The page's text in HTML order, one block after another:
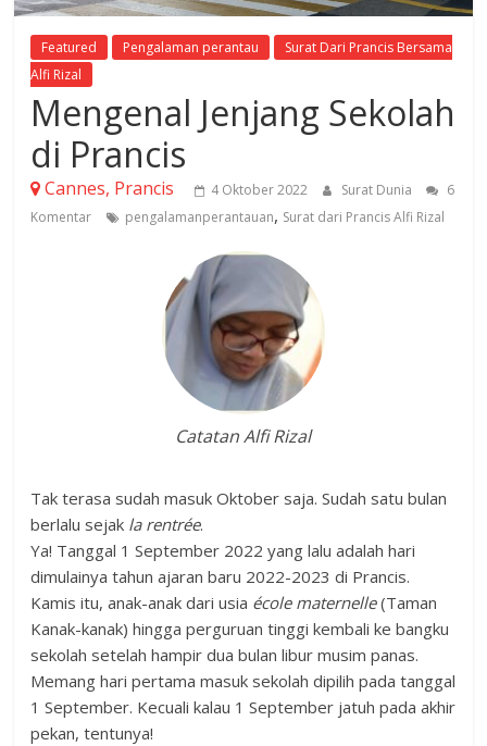
Featured Pengalaman perantau
Surat Dari Prancis Bersama
Alfi Rizal
Mengenal Jenjang Sekolah
di Prancis
Cannes, Prancis 4 Oktober 2022 Surat Dunia
6
Komentar
pengalamanperantauan, Surat dari Prancis Alfi Rizal
Catatan Alfi Rizal
Tak terasa sudah masuk Oktober saja. Sudah satu bulan
berlalu sejak la rentrée.
Ya! Tanggal 1 September 2022 yang lalu adalah hari
dimulainya tahun ajaran baru 2022-2023 di Prancis.
Kamis itu, anak-anak dari usia école maternelle(Taman
Kanak-kanak) hingga perguruan tinggi kembali ke bangku
sekolah setelah hampir dua bulan libur musim panas.
Memang hari pertama masuk sekolah dipilih pada tanggal
1 September. Kecuali kalau 1 September jatuh pada akhir
pekan, tentunya!